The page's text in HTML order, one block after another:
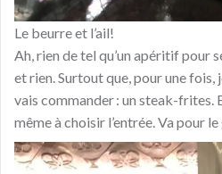
Le beurre et l’ail!
Ah, rien de tel qu’un apéritif pour
et rien. Surtout que, pour une fois,
vais commander : un steak-frites.
même à choisir l’entrée. Va pour